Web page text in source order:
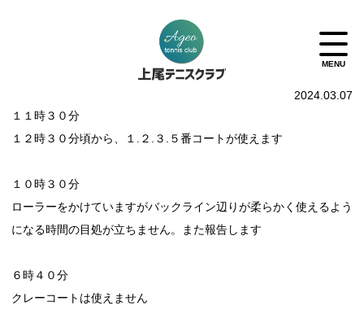
2024.03.07
１１時３０分
１２時３０分頃から、１.２.３.５番コートが使えます
１０時３０分
ローラーをかけていますがバックライン辺りが柔らかく使えるよう
になる時間の目処が立ちません。また報告します
６時４０分
クレーコートは使えません